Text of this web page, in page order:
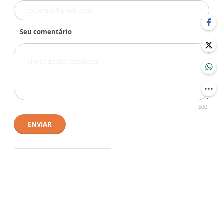
Seu comentário
500
ENVIAR